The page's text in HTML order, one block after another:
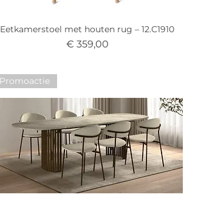
Eetkamerstoel met houten rug – 12.C1910
Prijs
€ 359,00
Promoactie